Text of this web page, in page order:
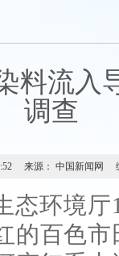
料流入
调查
来源： 中国新闻网
态环境
的百色